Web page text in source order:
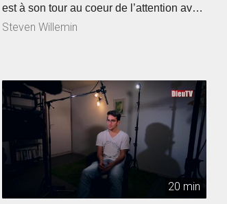
est à son tour au coeur de l’attention avec
un film sortie en 2017. Mais saviez vous
une fatalité ». Angélique nous en parle
dans notre entrevue intimiste. Comment
faire face aux défis de la vie? A quoi ça
sert? Vous en saurez plus dans le
prochain épisode de notre série « une
année avec Bertrand ».
Steven Willemin
20 min